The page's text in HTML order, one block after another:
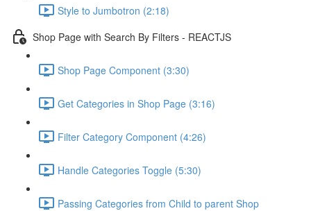
Style to Jumbotron (2:18)
Shop Page with Search By Filters - REACTJS
Shop Page Component (3:30)
Get Categories in Shop Page (3:16)
Filter Category Component (4:26)
Handle Categories Toggle (5:30)
Passing Categories from Child to parent Shop